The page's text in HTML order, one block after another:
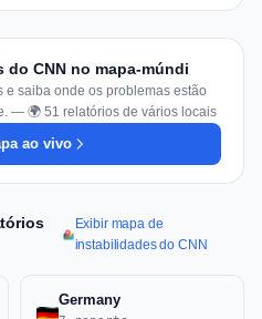
do CNN no mapa-múndi
e saiba onde os problemas estão
— 🌍 51 relatórios de vários locais
ao vivo
Exibir mapa de
instabilidades do CNN
Germany